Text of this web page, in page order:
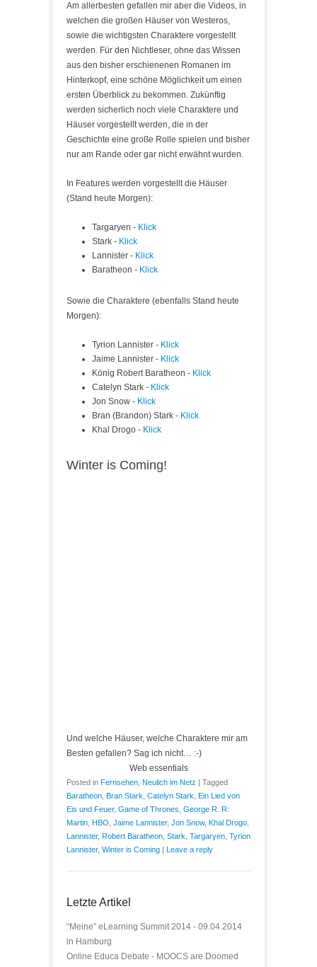
Am allerbesten gefallen mir aber die Videos, in
welchen die großen Häuser von Westeros,
sowie die wichtigsten Charaktere vorgestellt
werden. Für den Nichtleser, ohne das Wissen
aus den bisher erschienenen Romanen im
Hinterkopf, eine schöne Möglichkeit um einen
ersten Überblick zu bekommen. Zukünftig
werden sicherlich noch viele Charaktere und
Häuser vorgestellt werden, die in der
Geschichte eine große Rolle spielen und bisher
nur am Rande oder gar nicht erwähnt wurden.
In Features werden vorgestellt die Häuser
(Stand heute Morgen):
Targaryen - Klick
Stark - Klick
Lannister - Klick
Baratheon - Klick
Sowie die Charaktere (ebenfalls Stand heute
Morgen):
Tyrion Lannister - Klick
Jaime Lannister - Klick
König Robert Baratheon - Klick
Catelyn Stark - Klick
Jon Snow - Klick
Bran (Brandon) Stark - Klick
Khal Drogo - Klick
Winter is Coming!
Und welche Häuser, welche Charaktere mir am
Besten gefallen? Sag ich nicht… :-)
Web essentials
Posted in Fernsehen Neulich im Netz | Tagged
Baratheon Bran Stark Catelyn Stark Ein Lied von
Eis und Feuer, Game of Thrones George R. R:
Martin HBO Jaime Lannister, Jon Snow, Khal Drogo
Lannister, Robert Baratheon Stark Targaryen Tyrion
Lannister, Winter is Coming | Leave a reply
Letzte Artikel
“Meine” eLearning Summit 2014 - 09.04.2014
in Hamburg
Online Educa Debate - MOOCS are Doomed